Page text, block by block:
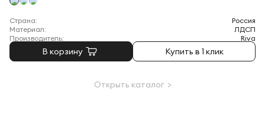
В корзину Купить в 1 клик
Страна:
Россия
Материал:
ЛДСП
Производитель:
Riva
Открыть каталог >